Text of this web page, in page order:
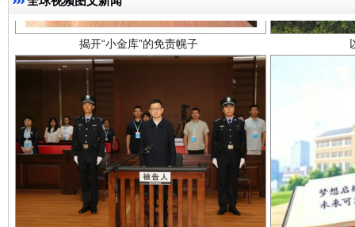
受贿1.44亿！段成刚被判无期 从幼